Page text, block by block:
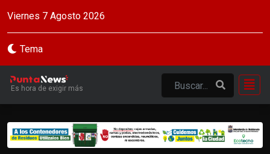
Viernes 7 Agosto 2026
Tema
Es hora de exigir más